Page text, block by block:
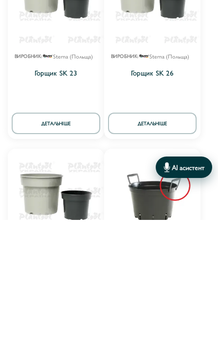
ВИРОБНИК: Sterna (Польща)
Горщик SK 23
ДЕТАЛЬНІШЕ
ВИРОБНИК: Sterna (Польща)
Горщик SK 26
ДЕТАЛЬНІШЕ
AI асистент